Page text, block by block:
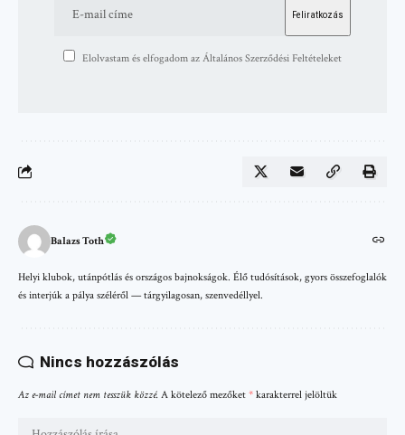
Elolvastam és elfogadom az Általános Szerződési Feltételeket
Balazs Toth
Helyi klubok, utánpótlás és országos bajnokságok. Élő tudósítások, gyors összefoglalók
és interjúk a pálya széléről — tárgyilagosan, szenvedéllyel.
Nincs hozzászólás
Az e-mail címet nem tesszük közzé. A kötelező mezőket * karakterrel jelöltük